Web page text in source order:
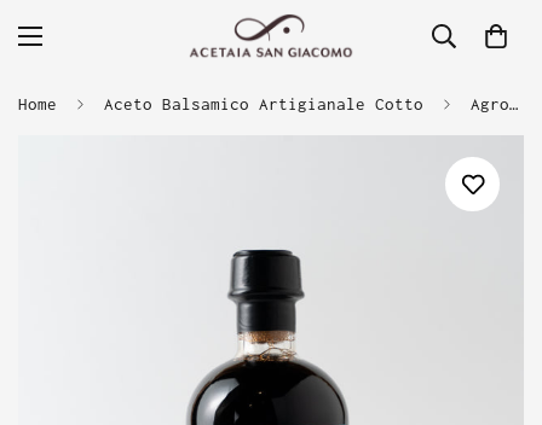
Home Aceto Balsamico Artigianale Cotto Agro di Mosto Bio - Balsamico Base